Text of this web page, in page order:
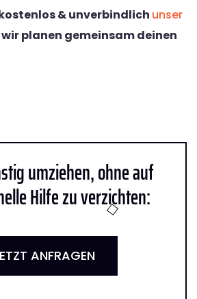
& unverbindlich unser
planen gemeinsam deinen
umziehen, ohne auf
Hilfe zu verzichten:
ANFRAGEN